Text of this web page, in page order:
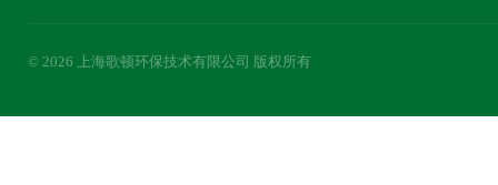
© 2026 上海歌顿环保技术有限公司 版权所有